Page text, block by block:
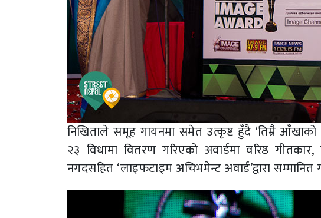
निखिताले समूह गायनमा समेत उत्कृष्ट हुँदै ‘तिम्रै
२३ विधामा वितरण गरिएको अवार्डमा वरिष्ठ
नगदसहित ‘लाइफटाइम अचिभमेन्ट अवार्ड’द्वारा सम्मानित